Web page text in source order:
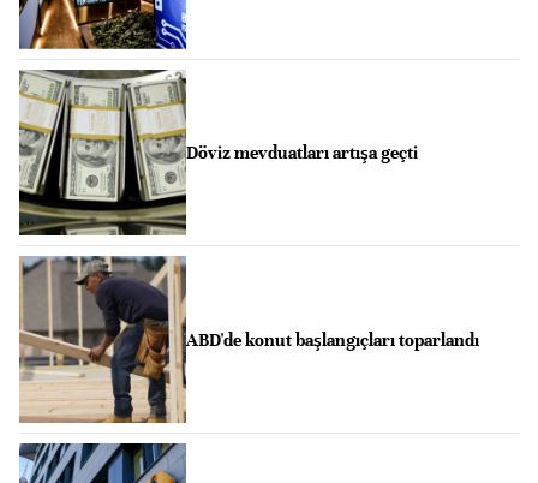
Döviz mevduatları artışa geçti
ABD'de konut başlangıçları toparlandı